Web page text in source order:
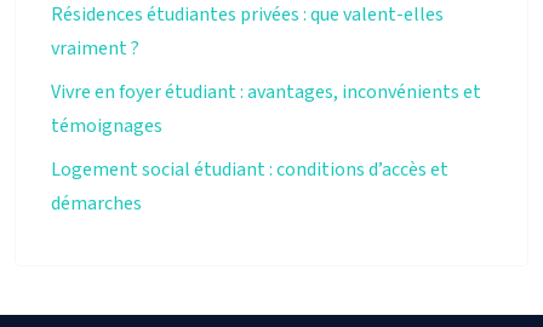
Résidences étudiantes privées : que valent-elles
vraiment ?
Vivre en foyer étudiant : avantages, inconvénients et
témoignages
Logement social étudiant : conditions d’accès et
démarches